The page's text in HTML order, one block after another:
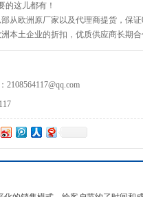
的这儿都有！
从欧洲原厂家以及代理商提货，保证
本土企业的折扣，优质供应商长期合
码器IFFK-0E90
2108564117@qq.com